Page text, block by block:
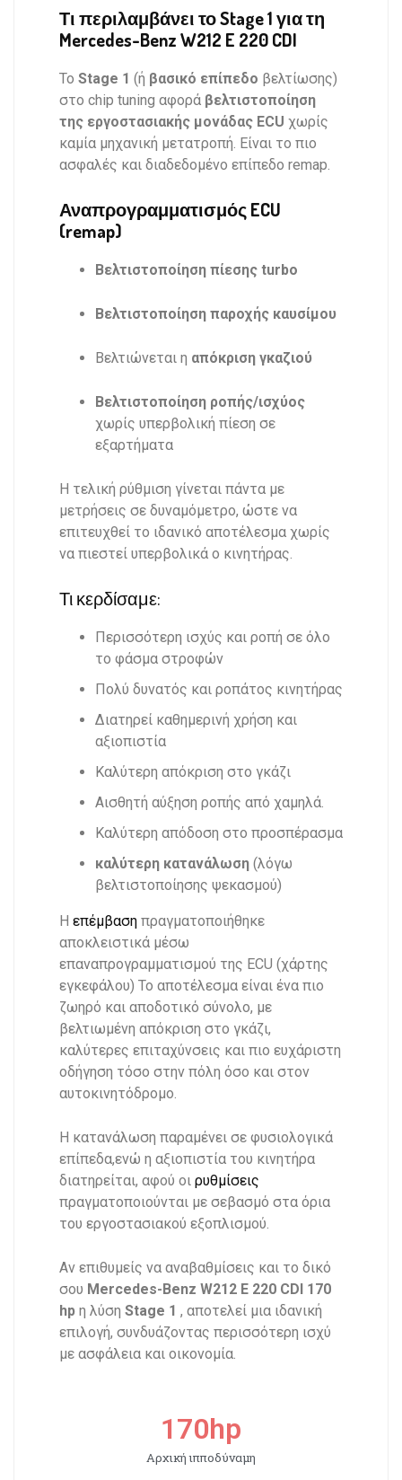
Τι περιλαμβάνει το Stage 1 για τη
Mercedes-Benz W212 E 220 CDI
Το Stage 1 (ή βασικό επίπεδο βελτίωσης)
στο chip tuning αφορά βελτιστοποίηση
της εργοστασιακής μονάδας ECU χωρίς
καμία μηχανική μετατροπή. Είναι το πιο
ασφαλές και διαδεδομένο επίπεδο remap.
Αναπρογραμματισμός ECU
(remap)
Βελτιστοποίηση πίεσης turbo
Βελτιστοποίηση παροχής καυσίμου
Βελτιώνεται η απόκριση γκαζιού
Βελτιστοποίηση ροπής/ισχύος
χωρίς υπερβολική πίεση σε
εξαρτήματα
Η τελική ρύθμιση γίνεται πάντα με
μετρήσεις σε δυναμόμετρο, ώστε να
επιτευχθεί το ιδανικό αποτέλεσμα χωρίς
να πιεστεί υπερβολικά ο κινητήρας.
Τι κερδίσαμε:
Περισσότερη ισχύς και ροπή σε όλο
το φάσμα στροφών
Πολύ δυνατός και ροπάτος κινητήρας
Διατηρεί καθημερινή χρήση και
αξιοπιστία
Καλύτερη απόκριση στο γκάζι
Αισθητή αύξηση ροπής από χαμηλά.
Καλύτερη απόδοση στο προσπέρασμα
καλύτερη κατανάλωση (λόγω
βελτιστοποίησης ψεκασμού)
Η επέμβαση πραγματοποιήθηκε
αποκλειστικά μέσω
επαναπρογραμματισμού της ECU (χάρτης
εγκεφάλου) Το αποτέλεσμα είναι ένα πιο
ζωηρό και αποδοτικό σύνολο, με
βελτιωμένη απόκριση στο γκάζι,
καλύτερες επιταχύνσεις και πιο ευχάριστη
οδήγηση τόσο στην πόλη όσο και στον
αυτοκινητόδρομο.
Η κατανάλωση παραμένει σε φυσιολογικά
επίπεδα,ενώ η αξιοπιστία του κινητήρα
διατηρείται, αφού οι ρυθμίσεις
πραγματοποιούνται με σεβασμό στα όρια
του εργοστασιακού εξοπλισμού.
Αν επιθυμείς να αναβαθμίσεις και το δικό
σου Mercedes-Benz W212 E 220 CDI 170
hp η λύση Stage 1 , αποτελεί μια ιδανική
επιλογή, συνδυάζοντας περισσότερη ισχύ
με ασφάλεια και οικονομία.
Αρχική ιπποδύναμη
170hp